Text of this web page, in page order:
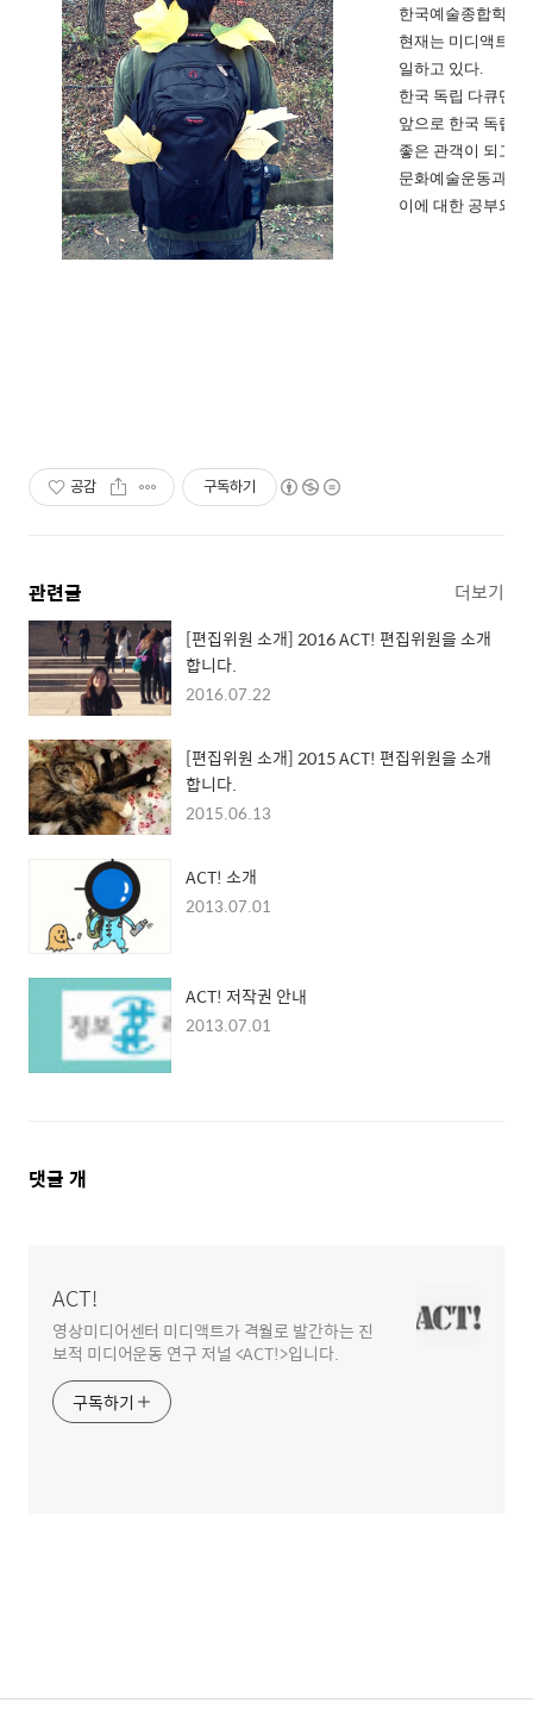
한국예술종합학교
현재는 미디액트
일하고 있다.
한국 독립 다큐멘
앞으로 한국 독립
좋은 관객이 되고
문화예술운동과
이에 대한 공부와
공감 구독하기
관련글 더보기
[편집위원 소개] 2016 ACT! 편집위원을 소개
합니다.
2016.07.22
[편집위원 소개] 2015 ACT! 편집위원을 소개
합니다.
2015.06.13
ACT! 소개
2013.07.01
ACT! 저작권 안내
2013.07.01
댓
댓글 개
ACT!
영상미디어센터 미디액트가 격월로 발간하는 진
보적 미디어운동 연구 저널 <ACT!>입니다.
구독하기